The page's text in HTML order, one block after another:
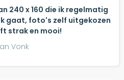
240 x 160 die ik regelmatig
gaat, foto's zelf uitgekozen
strak en mooi!
Vonk